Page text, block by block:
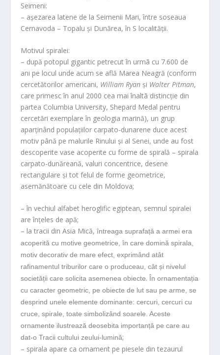
Seimeni:
– așezarea latene de la Seimenii Mari, între soseaua
Cernavoda – Topalu și Dunărea, în S localității.
Motivul spiralei:
– după potopul gigantic petrecut în urmã cu 7.600 de
ani pe locul unde acum se află Marea Neagră (conform
cercetătorilor americani, William Ryan și Walter Pitman,
care primesc în anul 2000 cea mai înaltã distincție din
partea Columbia University, Shepard Medal pentru
cercetări exemplare în geologia marină), un grup
aparținând populațiilor carpato-dunarene duce acest
motiv până pe malurile Rinului și al Senei, unde au fost
descoperite vase acoperite cu forme de spirală – spirala
carpato-dunăreană, valuri concentrice, desene
rectangulare și tot felul de forme geometrice,
asemănătoare cu cele din Moldova;
– în vechiul alfabet heroglific egiptean, semnul spiralei
are înțeles de apă;
– la tracii din Asia Mică,întreaga suprafață a armei era
acoperită cu motive geometrice, în care domină spirala,
motiv decorativ de mare efect, exprimând atât
rafinamentul triburilor care o produceau, cât și nivelul
societății care solicita asemenea obiecte.În ornamentația
cu caracter geometric, pe obiecte de lut sau pe arme, se
desprind unele elemente dominante: cercuri, cercuri cu
cruce, spirale, toate simbolizând soarele. Aceste
ornamente ilustrează deosebita importanță pe care au
dat-o Tracii cultului zeului-lumină;
– spirala apare ca ornament pe piesele din tezaurul